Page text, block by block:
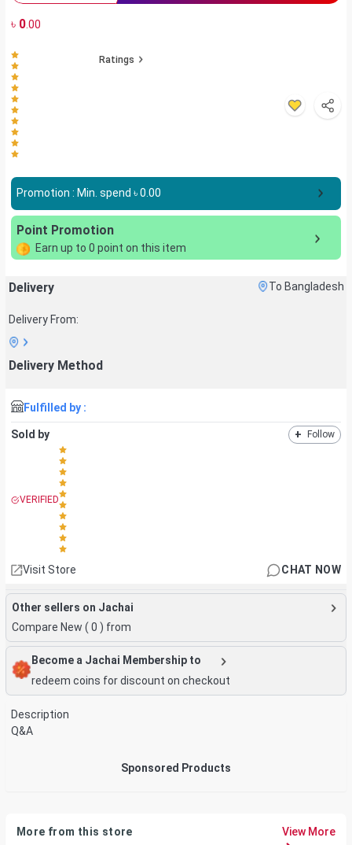
৳ 0.00
Ratings
Promotion : Min. spend ৳0.00
Point Promotion
Earn up to 0 point on this item
Delivery To Bangladesh
Delivery From:
Delivery Method
Fulfilled by :
Sold by + Follow
VERIFIED
Visit Store CHAT NOW
Other sellers on Jachai
Compare New ( 0 ) from
Become a Jachai Membership to
redeem coins for discount on checkout
Description
Q&A
Sponsored Products
More from this store View More